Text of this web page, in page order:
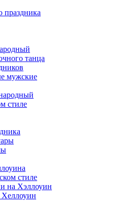
праздника
танца
мужские
стиле
стиле
на Хэллоуин